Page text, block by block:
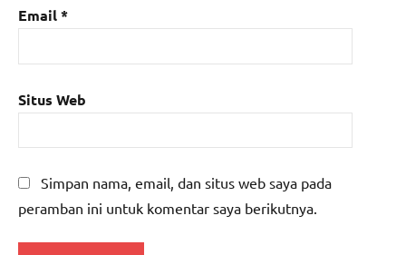
Email*
Situs Web
Simpan nama, email, dan situs web saya pada
peramban ini untuk komentar saya berikutnya.